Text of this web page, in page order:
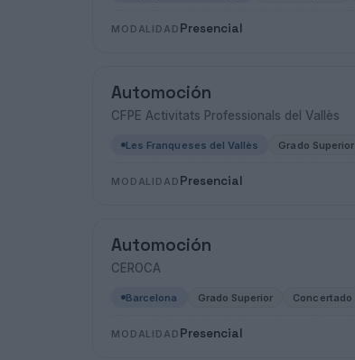
MODALIDAD Presencial
Automoción
CFPE Activitats Professionals del Vallès
Les Franqueses del Vallès Grado Superior
MODALIDAD Presencial
Automoción
CEROCA
Barcelona Grado Superior Concertado
MODALIDAD Presencial